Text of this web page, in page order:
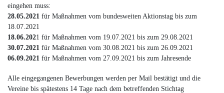
eingehen muss:
28.05.2021 für Maßnahmen vom bundesweiten Aktionstag bis zum
18.07.2021
18.06.2021 für Maßnahmen vom 19.07.2021 bis zum 29.08.2021
30.07.2021 für Maßnahmen vom 30.08.2021 bis zum 26.09.2021
06.09.2021 für Maßnahmen vom 27.09.2021 bis zum Jahresende
Alle eingegangenen Bewerbungen werden per Mail bestätigt und die
Vereine bis spätestens 14 Tage nach dem betreffenden Stichtag